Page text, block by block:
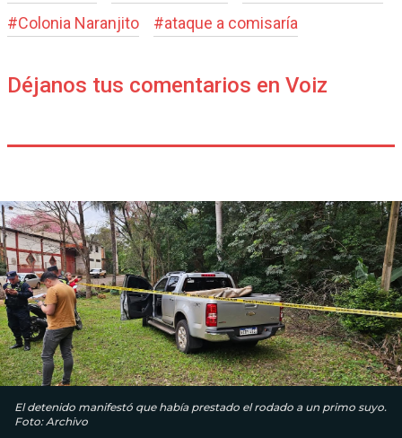
#Colonia Naranjito #ataque a comisaría
Déjanos tus comentarios en Voiz
El detenido manifestó que había prestado el rodado a un primo suyo.
Foto: Archivo